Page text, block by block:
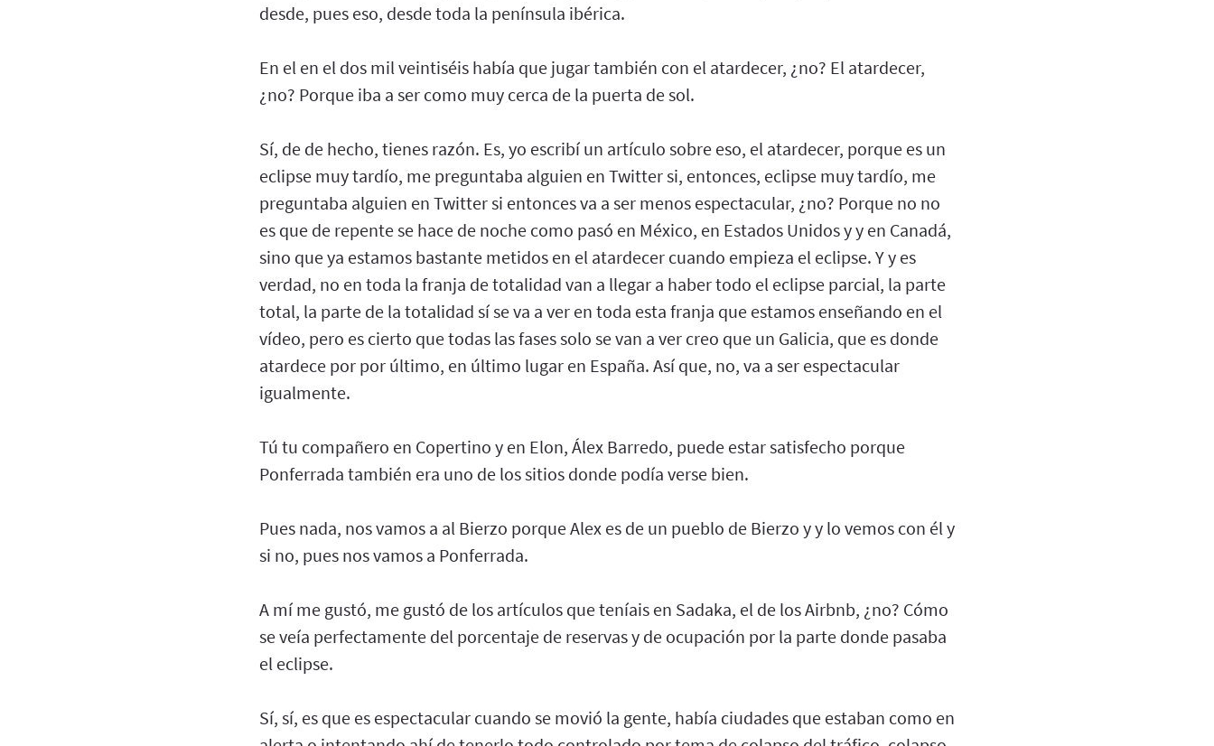
desde, pues eso, desde toda la península ibérica.
En el en el dos mil veintiséis había que jugar también con el atardecer, ¿no? El atardecer,
¿no? Porque iba a ser como muy cerca de la puerta de sol.
Sí, de de hecho, tienes razón. Es, yo escribí un artículo sobre eso, el atardecer, porque es un
eclipse muy tardío, me preguntaba alguien en Twitter si, entonces, eclipse muy tardío, me
preguntaba alguien en Twitter si entonces va a ser menos espectacular, ¿no? Porque no no
es que de repente se hace de noche como pasó en México, en Estados Unidos y y en Canadá,
sino que ya estamos bastante metidos en el atardecer cuando empieza el eclipse. Y y es
verdad, no en toda la franja de totalidad van a llegar a haber todo el eclipse parcial, la parte
total, la parte de la totalidad sí se va a ver en toda esta franja que estamos enseñando en el
vídeo, pero es cierto que todas las fases solo se van a ver creo que un Galicia, que es donde
atardece por por último, en último lugar en España. Así que, no, va a ser espectacular
igualmente.
Tú tu compañero en Copertino y en Elon, Álex Barredo, puede estar satisfecho porque
Ponferrada también era uno de los sitios donde podía verse bien.
Pues nada, nos vamos a al Bierzo porque Alex es de un pueblo de Bierzo y y lo vemos con él y
si no, pues nos vamos a Ponferrada.
A mí me gustó, me gustó de los artículos que teníais en Sadaka, el de los Airbnb, ¿no? Cómo
se veía perfectamente del porcentaje de reservas y de ocupación por la parte donde pasaba
el eclipse.
Sí, sí, es que es espectacular cuando se movió la gente, había ciudades que estaban como en